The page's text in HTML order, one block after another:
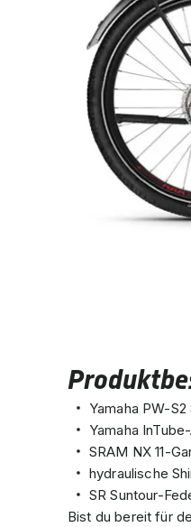
Yamaha PW-
Yamaha
SRAM NX 11-
hydraulische
SR Suntour-
Bist du bereit für